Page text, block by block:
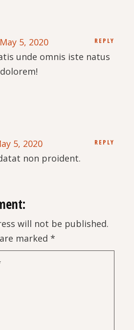
REPLY
May 5, 2020
unde omnis iste natus
REPLY
5, 2020
non proident.
will not be published.
marked*